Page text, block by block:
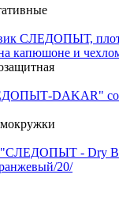
СЛЕДОПЫТ,
капюшоне и
DAKAR" со
- Dry
20/